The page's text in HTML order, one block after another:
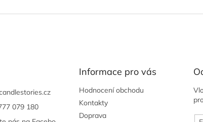
079 180
Informace pro vás
Hodnocení obchodu
Kontakty
Doprava